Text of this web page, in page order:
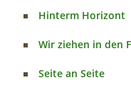
Hinterm Horizont
Wir ziehen in den
Seite an Seite